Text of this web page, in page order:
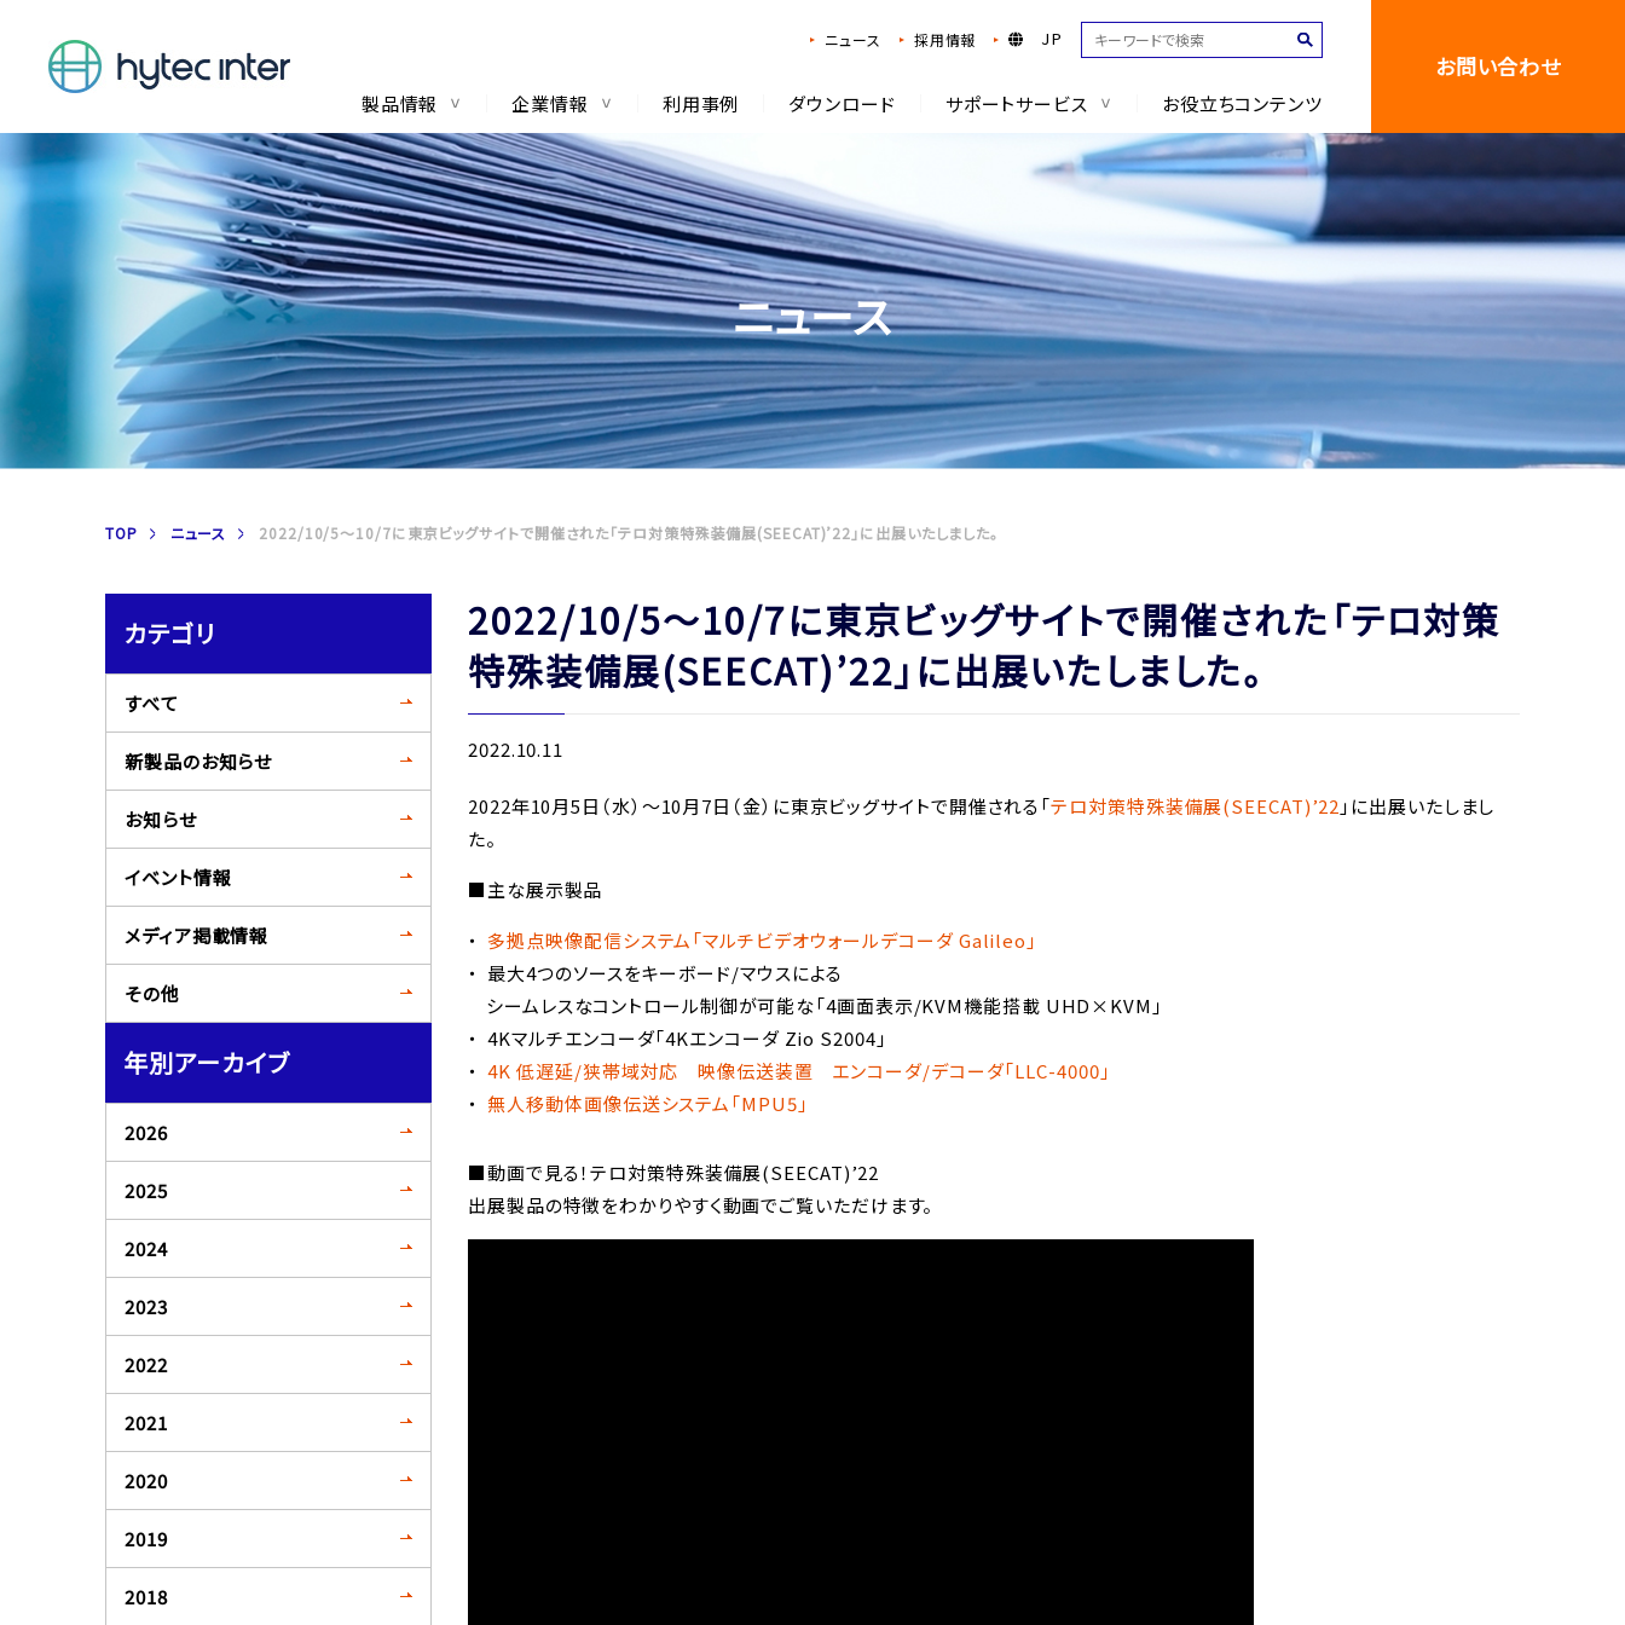
ニュース 採用情報 JP
製品情報 企業情報 利用事例 ダウンロード サポートサービス お役立ちコンテンツ
お問い合わせ
ニュース
TOP ニュース 2022/10/5～10/7に東京ビッグサイトで開催された「テロ対策特殊装備展(SEECAT)’22」に出展いたしました。
カテゴリ
すべて
新製品のお知らせ
お知らせ
イベント情報
メディア掲載情報
その他
年別アーカイブ
2026
2025
2024
2023
2022
2021
2020
2019
2018
2022/10/5～10/7に東京ビッグサイトで開催された「テロ対策
特殊装備展(SEECAT)’22」に出展いたしました。
2022.10.11
2022年10月5日（水）～10月7日（金）に東京ビッグサイトで開催される「テロ対策特殊装備展(SEECAT)’22 」に出展いたしまし
た。
■主な展示製品
多拠点映像配信システム「マルチビデオウォールデコーダ Galileo」
最大4つのソースをキーボード/マウスによる
シームレスなコントロール制御が可能な「4画面表示/KVM機能搭載 UHD×KVM」
4Kマルチエンコーダ「4Kエンコーダ Zio S2004」
4K 低遅延/狭帯域対応 映像伝送装置 エンコーダ/デコーダ「LLC-4000」
無人移動体画像伝送システム「MPU5」
■動画で見る！テロ対策特殊装備展(SEECAT)’22
出展製品の特徴をわかりやすく動画でご覧いただけます。